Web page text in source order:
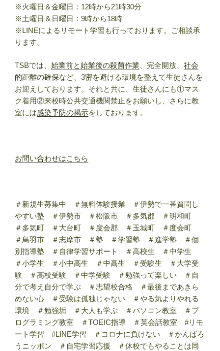
※火曜日＆金曜日：12時から21時30分
※土曜日＆日曜日：9時から18時
※LINEによるリモート学習も行っております。ご相談承
ります。
TSBでは、 始業前と始業後の殺菌作業 、完全開放、 社会
的距離の確保など、3密を避ける環境を整えて生徒さんを
お迎えしております。それと共に、生徒さんにも①マス
ク着用②来校時公共交通機関禁止をお願いし、さらに教
室には感染予防の掲示をしております。
お問い合わせはこちら
＃新規生募集中 ＃無料体験授業 ＃伊勢で一番質問し
やすい塾 ＃伊勢市 ＃松阪市 ＃多気郡 ＃明和町
＃多気町 ＃大台町 ＃度会郡 ＃玉城町 ＃度会町
＃鳥羽市 ＃志摩市 ＃塾 ＃学習塾 ＃進学塾 ＃個
別指導塾 ＃自律学習サポート ＃高校生 ＃中学生
＃小学生 ＃小中高生 ＃中高生 ＃受験生 ＃大学受
験 ＃高校受験 ＃中学受験 ＃勉強って楽しい ＃自
分で考え自分で学ぶ ＃志望校合格 ＃最後まであきら
めない心 ＃受験は孤独じゃない ＃やる気よりやれる
環境 ＃勉強垢 ＃大人も学ぶ ＃パソコン教室 ＃プ
ログラミング教室 ＃TOEIC指導 ＃英会話教室 #リモ
ート学習 #LINE学習 ＃コロナに負けない ＃かんばろ
うニッポン ＃自宅学習応援 ＃休校でもやることは同